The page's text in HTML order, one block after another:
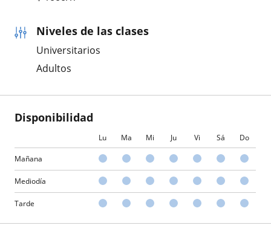
Niveles de las clases
Universitarios
Adultos
Disponibilidad
Lu Ma Mi Ju Vi Sá Do
Mañana
Mediodía
Tarde